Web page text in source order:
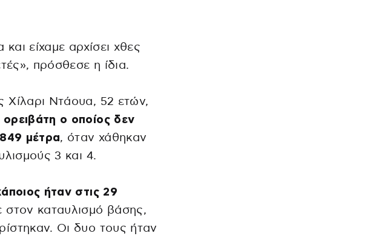
είχαμε αρχίσει χθες
πρόσθεσε η ίδια.
Ντάουα, 52 ετών,
ο οποίος δεν
μέτρα, όταν χάθηκαν
3 και 4.
ήταν στις 29
καταυλισμό βάσης,
Οι δυο τους ήταν